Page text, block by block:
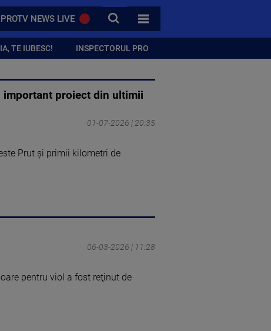
PROTV NEWS LIVE CAUTA
TOATE CATEGORIILE
TE IUBESC! INSPECTORUL PRO
important proiect din ultimii
01-07-2026 | 20:35
Prut și primii kilometri de
06-03-2026 | 11:28
pentru viol a fost reţinut de